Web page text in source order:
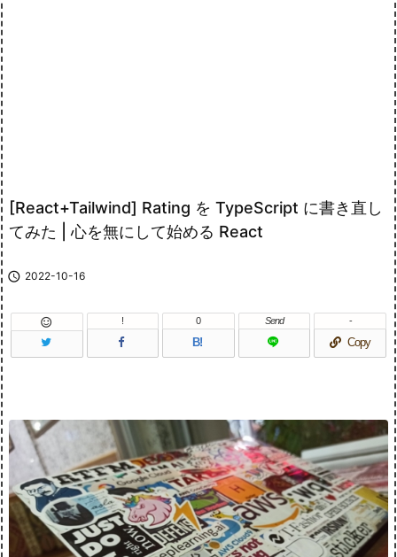
[React+Tailwind] Rating を TypeScript に書き直し
てみた | 心を無にして始める React
 2022-10-16
 !
B!
0 Send
Copy
-